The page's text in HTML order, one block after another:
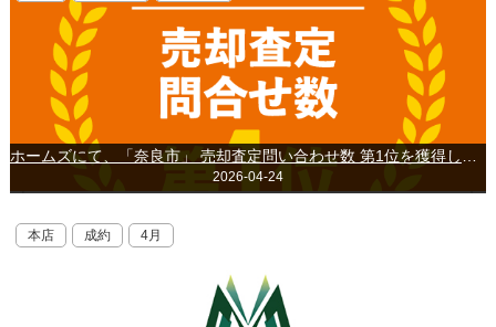
2026-04-24
本店 成約 4月